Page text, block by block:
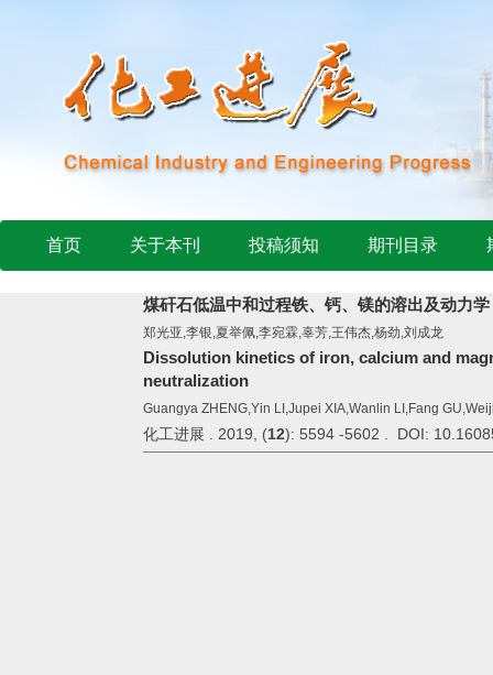
首页 关于本刊 投稿须知 期刊目录
煤矸石低温中和过程铁、钙、镁的溶出及动力学
郑光亚,李银,夏举佩,李宛霖,辜芳,王伟杰,杨劲,刘成龙
Dissolution kinetics of iron, calcium and
neutralization
Guangya ZHENG,Yin LI,Jupei XIA,Wanlin LI,Fang
化工进展 . 2019, (12): 5594 -5602 . DOI: